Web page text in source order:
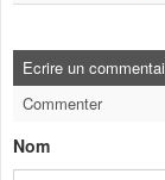
Ecrire un
Commenter
Nom